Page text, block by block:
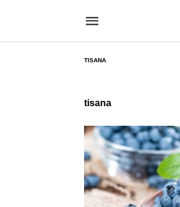
TISANA
tisana